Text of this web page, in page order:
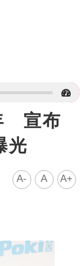
宣布
光
A- A A+